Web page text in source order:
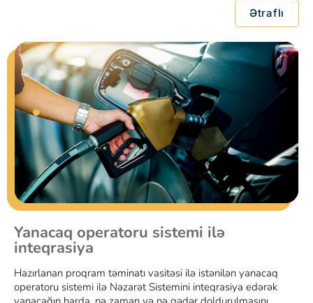
- qrafik şəklində yanacaq səviyyəsinə baxma imkanı;
s.
Ətraflı
Yanacaq operatoru sistemi ilə
inteqrasiya
Hazırlanan proqram təminatı vasitəsi ilə istənilən yanacaq
operatoru sistemi ilə Nəzarət Sistemini inteqrasiya edərək